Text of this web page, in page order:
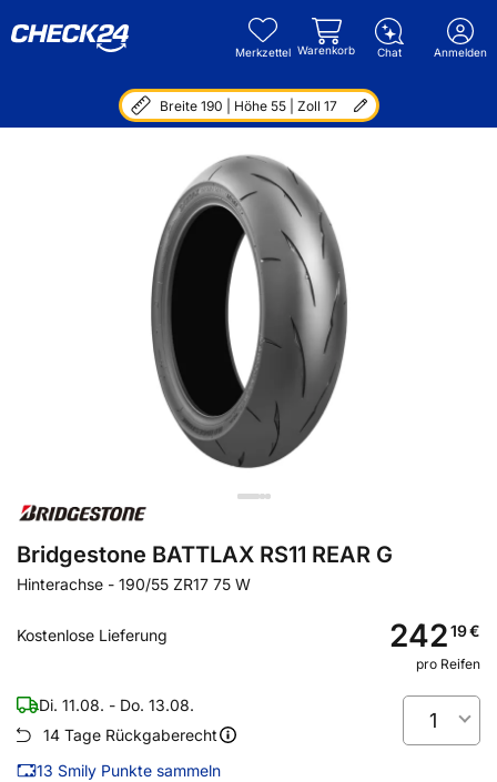
Merkzettel Warenkorb Chat Anmelden
Breite 190 | Höhe 55 | Zoll 17
Bridgestone BATTLAX RS11 REAR G
Hinterachse - 190/55 ZR17 75 W
Kostenlose Lieferung 24219€
pro Reifen
Di. 11.08. - Do. 13.08.
14 Tage Rückgaberecht
13 Smily Punkte sammeln
1